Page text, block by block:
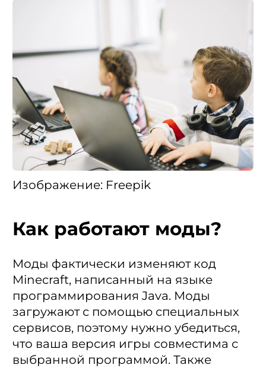
Изображение: Freepik
Как работают моды?
Моды фактически изменяют код
Minecraft, написанный на языке
программирования Java. Моды
загружают с помощью специальных
сервисов, поэтому нужно убедиться,
что ваша версия игры совместима с
выбранной программой. Также